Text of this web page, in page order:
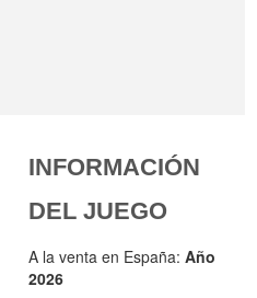
INFORMACIÓN
DEL JUEGO
A la venta en España:Año
2026